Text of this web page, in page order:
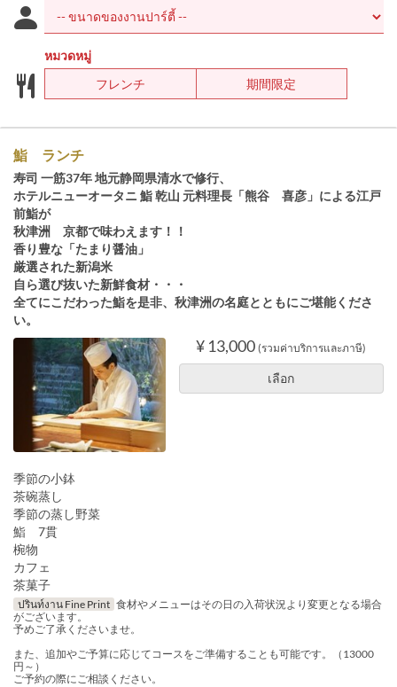
หมวดหมู่
フレンチ
期間限定
鮨 ランチ
寿司 一筋37年 地元静岡県清水で修行、
ホテルニューオータニ 鮨 乾山 元料理長「熊谷 喜彦」による江戸
前鮨が
秋津洲 京都で味わえます！！
香り豊な「たまり醤油」
厳選された新潟米
自ら選び抜いた新鮮食材・・・
全てにこだわった鮨を是非、秋津洲の名庭とともにご堪能くださ
い。
¥ 13,000 (รวมค่าบริการและภาษี)
เลือก
季節の小鉢
茶碗蒸し
季節の蒸し野菜
鮨 7貫
椀物
カフェ
茶菓子
ปรินท์งาน Fine Print 食材やメニューはその日の入荷状況より変更となる場合
がございます。
予めご了承くださいませ。
また、追加やご予算に応じてコースをご準備することも可能です。（13000
円～）
ご予約の際にご相談ください。